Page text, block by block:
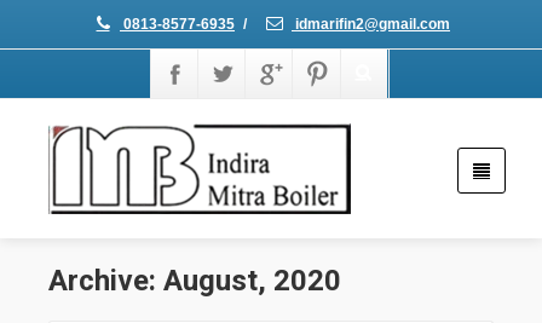
0813-8577-6935 / idmarifin2@gmail.com
Archive: August, 2020